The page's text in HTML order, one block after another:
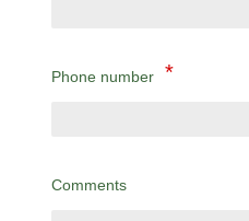
Phone number
Comments